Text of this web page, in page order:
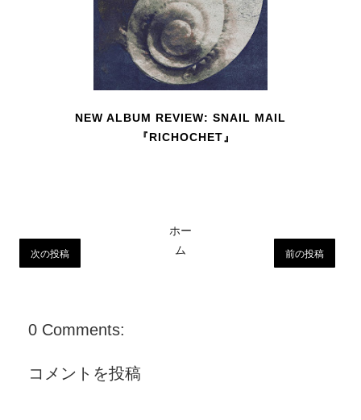
NEW ALBUM REVIEW: SNAIL MAIL
『RICHOCHET』
次の投稿 前の投稿
ホー
ム
0 Comments:
コメントを投稿